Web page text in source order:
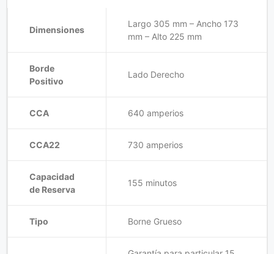
Dimensiones
Largo 305 mm – Ancho 173
mm – Alto 225 mm
Borde
Positivo
Lado Derecho
CCA 640 amperios
CCA22 730 amperios
Capacidad
de Reserva
155 minutos
Tipo Borne Grueso